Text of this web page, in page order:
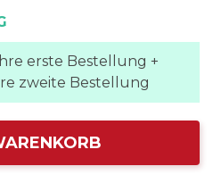
erste Bestellung +
zweite Bestellung